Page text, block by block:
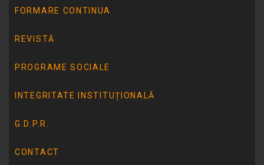
FORMARE CONTINUA
REVISTĂ
PROGRAME SOCIALE
INTEGRITATE INSTITUȚIONALĂ
G.D.P.R.
CONTACT
Anunt final privind rezultatul procedurii de
selectie partener